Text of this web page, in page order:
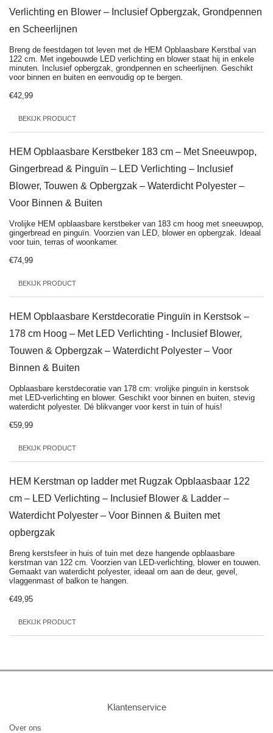
Verlichting en Blower – Inclusief Opbergzak, Grondpennen
en Scheerlijnen
Breng de feestdagen tot leven met de HEM Opblaasbare Kerstbal van
122 cm. Met ingebouwde LED verlichting en blower staat hij in enkele
minuten. Inclusief opbergzak, grondpennen en scheerlijnen. Geschikt
voor binnen en buiten en eenvoudig op te bergen.
€42,99
BEKIJK PRODUCT
HEM Opblaasbare Kerstbeker 183 cm – Met Sneeuwpop,
Gingerbread & Pinguïn – LED Verlichting – Inclusief
Blower, Touwen & Opbergzak – Waterdicht Polyester –
Voor Binnen & Buiten
Vrolijke HEM opblaasbare kerstbeker van 183 cm hoog met sneeuwpop,
gingerbread en pinguïn. Voorzien van LED, blower en opbergzak. Ideaal
voor tuin, terras of woonkamer.
€74,99
BEKIJK PRODUCT
HEM Opblaasbare Kerstdecoratie Pinguïn in Kerstsok –
178 cm Hoog – Met LED Verlichting - Inclusief Blower,
Touwen & Opbergzak – Waterdicht Polyester – Voor
Binnen & Buiten
Opblaasbare kerstdecoratie van 178 cm: vrolijke pinguïn in kerstsok
met LED-verlichting en blower. Geschikt voor binnen en buiten, stevig
waterdicht polyester. Dé blikvanger voor kerst in tuin of huis!
€59,99
BEKIJK PRODUCT
HEM Kerstman op ladder met Rugzak Opblaasbaar 122
cm – LED Verlichting – Inclusief Blower & Ladder –
Waterdicht Polyester – Voor Binnen & Buiten met
opbergzak
Breng kerstsfeer in huis of tuin met deze hangende opblaasbare
kerstman van 122 cm. Voorzien van LED-verlichting, blower en touwen.
Gemaakt van waterdicht polyester, ideaal om aan de deur, gevel,
vlaggenmast of balkon te hangen.
€49,95
BEKIJK PRODUCT
Klantenservice
Over ons